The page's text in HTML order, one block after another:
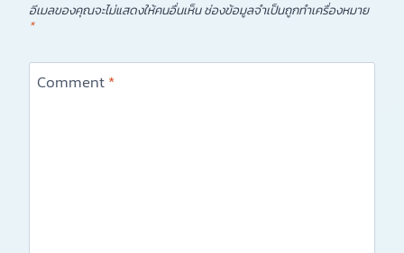
อีเมลของคุณจะไม่แสดงให้คนอื่นเห็น ช่องข้อมูลจำเป็นถูกทำเครื่องหมาย
*
Comment*